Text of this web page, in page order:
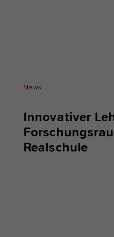
News
Innovativer
Realschule